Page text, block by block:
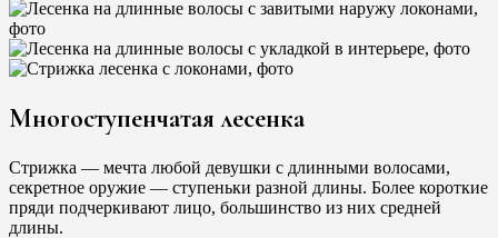
Многоступенчатая лесенка
Стрижка — мечта любой девушки с длинными волосами,
секретное оружие — ступеньки разной длины. Более короткие
пряди подчеркивают лицо, большинство из них средней
длины.